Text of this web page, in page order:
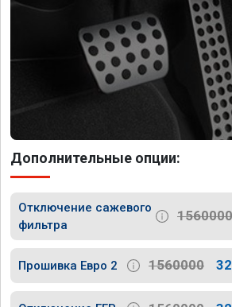
Дополнительные опции:
Отключение сажевого
фильтра
1560000
Прошивка Евро 2 1560000